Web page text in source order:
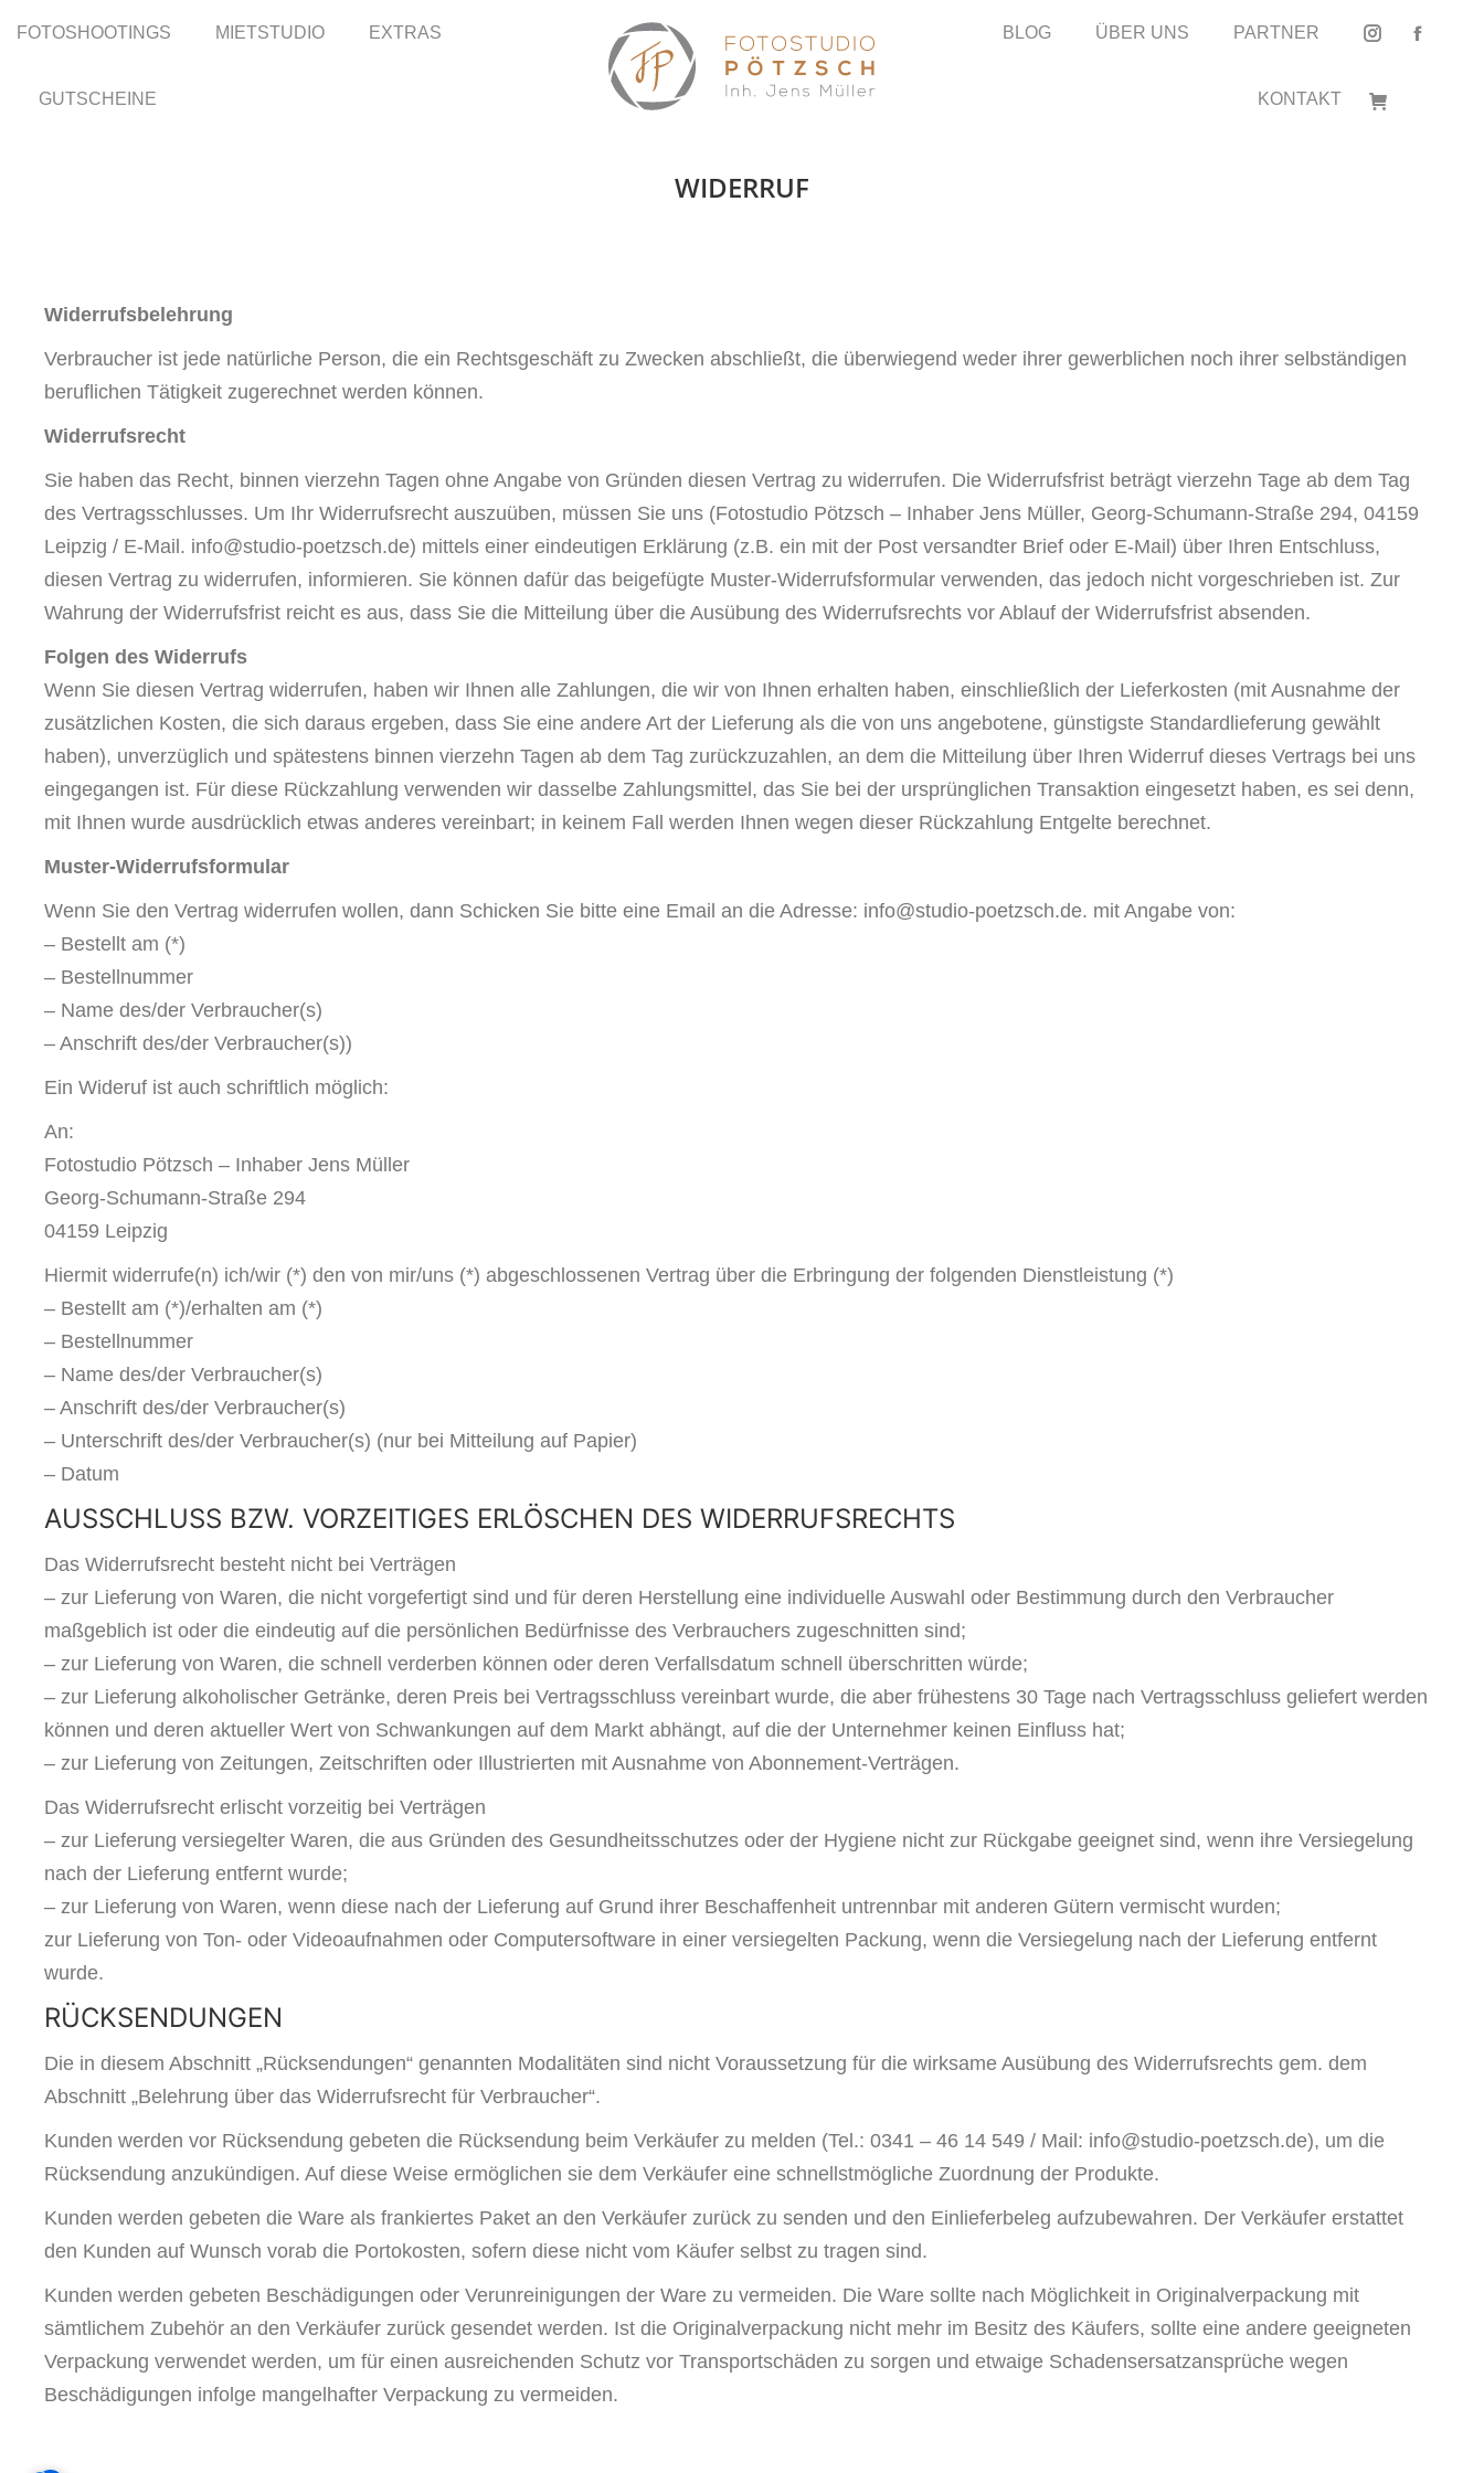
FOTOSHOOTINGS MIETSTUDIO EXTRAS
GUTSCHEINE
BLOG ÜBER UNS PARTNER
KONTAKT
Instagram
opens
WIDERRUF
Widerrufsbelehrung
Verbraucher ist jede natürliche Person, die ein Rechtsgeschäft zu Zwecken abschließt, die überwiegend weder ihrer gewerblichen noch ihrer selbständigen
beruflichen Tätigkeit zugerechnet werden können.
Widerrufsrecht
Sie haben das Recht, binnen vierzehn Tagen ohne Angabe von Gründen diesen Vertrag zu widerrufen. Die Widerrufsfrist beträgt vierzehn Tage ab dem Tag
des Vertragsschlusses. Um Ihr Widerrufsrecht auszuüben, müssen Sie uns (Fotostudio Pötzsch – Inhaber Jens Müller, Georg-Schumann-Straße 294, 04159
Leipzig / E-Mail. info@studio-poetzsch.de) mittels einer eindeutigen Erklärung (z.B. ein mit der Post versandter Brief oder E-Mail) über Ihren Entschluss,
diesen Vertrag zu widerrufen, informieren. Sie können dafür das beigefügte Muster-Widerrufsformular verwenden, das jedoch nicht vorgeschrieben ist. Zur
Wahrung der Widerrufsfrist reicht es aus, dass Sie die Mitteilung über die Ausübung des Widerrufsrechts vor Ablauf der Widerrufsfrist absenden.
Folgen des Widerrufs
Wenn Sie diesen Vertrag widerrufen, haben wir Ihnen alle Zahlungen, die wir von Ihnen erhalten haben, einschließlich der Lieferkosten (mit Ausnahme der
zusätzlichen Kosten, die sich daraus ergeben, dass Sie eine andere Art der Lieferung als die von uns angebotene, günstigste Standardlieferung gewählt
haben), unverzüglich und spätestens binnen vierzehn Tagen ab dem Tag zurückzuzahlen, an dem die Mitteilung über Ihren Widerruf dieses Vertrags bei uns
eingegangen ist. Für diese Rückzahlung verwenden wir dasselbe Zahlungsmittel, das Sie bei der ursprünglichen Transaktion eingesetzt haben, es sei denn,
mit Ihnen wurde ausdrücklich etwas anderes vereinbart; in keinem Fall werden Ihnen wegen dieser Rückzahlung Entgelte berechnet.
Muster-Widerrufsformular
Wenn Sie den Vertrag widerrufen wollen, dann Schicken Sie bitte eine Email an die Adresse: info@studio-poetzsch.de. mit Angabe von:
– Bestellt am (*)
– Bestellnummer
– Name des/der Verbraucher(s)
– Anschrift des/der Verbraucher(s))
Ein Wideruf ist auch schriftlich möglich:
An:
Fotostudio Pötzsch – Inhaber Jens Müller
Georg-Schumann-Straße 294
04159 Leipzig
Hiermit widerrufe(n) ich/wir (*) den von mir/uns (*) abgeschlossenen Vertrag über die Erbringung der folgenden Dienstleistung (*)
– Bestellt am (*)/erhalten am (*)
– Bestellnummer
– Name des/der Verbraucher(s)
– Anschrift des/der Verbraucher(s)
– Unterschrift des/der Verbraucher(s) (nur bei Mitteilung auf Papier)
– Datum
AUSSCHLUSS BZW. VORZEITIGES ERLÖSCHEN DES WIDERRUFSRECHTS
Das Widerrufsrecht besteht nicht bei Verträgen
– zur Lieferung von Waren, die nicht vorgefertigt sind und für deren Herstellung eine individuelle Auswahl oder Bestimmung durch den Verbraucher
maßgeblich ist oder die eindeutig auf die persönlichen Bedürfnisse des Verbrauchers zugeschnitten sind;
– zur Lieferung von Waren, die schnell verderben können oder deren Verfallsdatum schnell überschritten würde;
– zur Lieferung alkoholischer Getränke, deren Preis bei Vertragsschluss vereinbart wurde, die aber frühestens 30 Tage nach Vertragsschluss geliefert werden
können und deren aktueller Wert von Schwankungen auf dem Markt abhängt, auf die der Unternehmer keinen Einfluss hat;
– zur Lieferung von Zeitungen, Zeitschriften oder Illustrierten mit Ausnahme von Abonnement-Verträgen.
Das Widerrufsrecht erlischt vorzeitig bei Verträgen
– zur Lieferung versiegelter Waren, die aus Gründen des Gesundheitsschutzes oder der Hygiene nicht zur Rückgabe geeignet sind, wenn ihre Versiegelung
nach der Lieferung entfernt wurde;
– zur Lieferung von Waren, wenn diese nach der Lieferung auf Grund ihrer Beschaffenheit untrennbar mit anderen Gütern vermischt wurden;
zur Lieferung von Ton- oder Videoaufnahmen oder Computersoftware in einer versiegelten Packung, wenn die Versiegelung nach der Lieferung entfernt
wurde.
RÜCKSENDUNGEN
Die in diesem Abschnitt „Rücksendungen“ genannten Modalitäten sind nicht Voraussetzung für die wirksame Ausübung des Widerrufsrechts gem. dem
Abschnitt „Belehrung über das Widerrufsrecht für Verbraucher“.
Kunden werden vor Rücksendung gebeten die Rücksendung beim Verkäufer zu melden (Tel.: 0341 – 46 14 549 / Mail: info@studio-poetzsch.de), um die
Rücksendung anzukündigen. Auf diese Weise ermöglichen sie dem Verkäufer eine schnellstmögliche Zuordnung der Produkte.
Kunden werden gebeten die Ware als frankiertes Paket an den Verkäufer zurück zu senden und den Einlieferbeleg aufzubewahren. Der Verkäufer erstattet
den Kunden auf Wunsch vorab die Portokosten, sofern diese nicht vom Käufer selbst zu tragen sind.
Kunden werden gebeten Beschädigungen oder Verunreinigungen der Ware zu vermeiden. Die Ware sollte nach Möglichkeit in Originalverpackung mit
sämtlichem Zubehör an den Verkäufer zurück gesendet werden. Ist die Originalverpackung nicht mehr im Besitz des Käufers, sollte eine andere geeigneten
Verpackung verwendet werden, um für einen ausreichenden Schutz vor Transportschäden zu sorgen und etwaige Schadensersatzansprüche wegen
Beschädigungen infolge mangelhafter Verpackung zu vermeiden.
FOTOSHOOTINGS MIETSTUDIO EXTRAS
GUTSCHEINE
BLOG ÜBER UNS PARTNER
KONTAKT
Instagram
opens